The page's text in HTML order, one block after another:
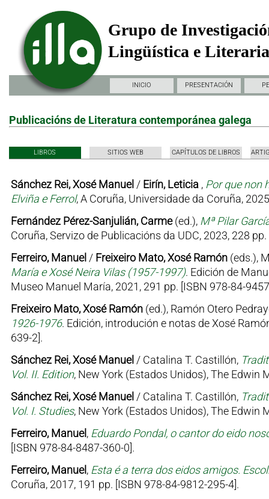
Grupo de
Lingüística e
INICIO PRESENTACIÓN
Publicacións de Literatura contemporánea galega
LIBROS SITIOS WEB CAPÍTULOS DE LIBROS
Sánchez Rei, Xosé Manuel / Eirín, Leticia , Por que non
Elviña e Ferrol, A Coruña, Universidade da Coruña,
Fernández Pérez-Sanjulián, Carme(ed.), Mª Pilar
Coruña, Servizo de Publicacións da UDC, 2023, 228
Ferreiro, Manuel / Freixeiro Mato, Xosé Ramón(eds.),
María e Xosé Neira Vilas (1957-1997). Edición de
Museo Manuel María, 2021, 291 pp. [ISBN 978-84-
Freixeiro Mato, Xosé Ramón(ed.), Ramón Otero
1926-1976. Edición, introdución e notas de Xosé
639-2].
Sánchez Rei, Xosé Manuel / Catalina T. Castillón,
Vol. II. Edition, New York (Estados Unidos), The Edwin
Sánchez Rei, Xosé Manuel / Catalina T. Castillón,
Vol. I. Studies, New York (Estados Unidos), The Edwin
Ferreiro, Manuel, Eduardo Pondal, o cantor do eido
[ISBN 978-84-8487-360-0].
Ferreiro, Manuel, Esta é a terra dos eidos amigos.
Coruña, 2017, 191 pp. [ISBN 978-84-9812-295-4].